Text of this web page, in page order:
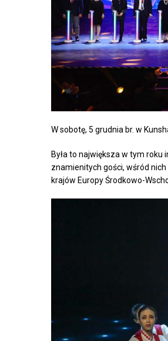
W sobotę, 5 grudnia br. w
Była to największa w tym
znamienitych gości, wśród
krajów Europy Środkowo-